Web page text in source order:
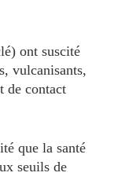
ont suscité
vulcanisants,
de contact
que la santé
seuils de